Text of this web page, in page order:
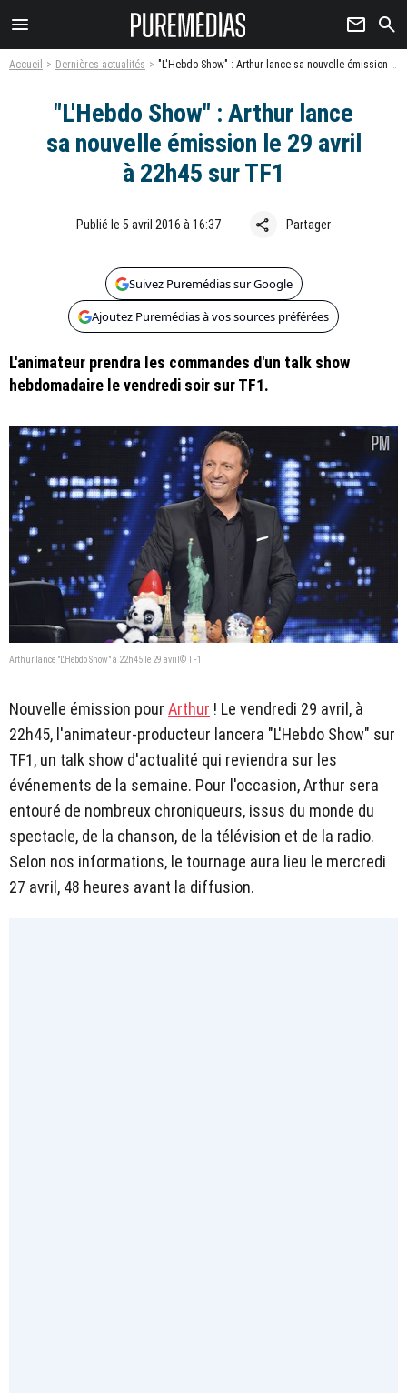
menu newsletter search
Accueil Dernières actualités "L'Hebdo Show" : Arthur lance sa nouvelle émission le 29 avril à 22h45 sur TF1
"L'Hebdo Show" : Arthur lance
sa nouvelle émission le 29 avril
à 22h45 sur TF1
Publié le 5 avril 2016 à 16:37 share Partager
Suivez Puremédias sur Google
Ajoutez Puremédias à vos sources préférées
L'animateur prendra les commandes d'un talk show
hebdomadaire le vendredi soir sur TF1.
Arthur lance "L'Hebdo Show" à 22h45 le 29 avril© TF1
Nouvelle émission pour Arthur ! Le vendredi 29 avril, à
22h45, l'animateur-producteur lancera "L'Hebdo Show" sur
TF1, un talk show d'actualité qui reviendra sur les
événements de la semaine. Pour l'occasion, Arthur sera
entouré de nombreux chroniqueurs, issus du monde du
spectacle, de la chanson, de la télévision et de la radio.
Selon nos informations, le tournage aura lieu le mercredi
27 avril, 48 heures avant la diffusion.